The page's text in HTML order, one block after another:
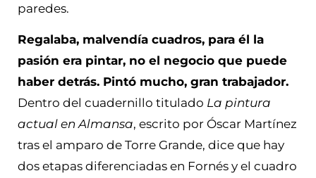
paredes.
Regalaba, malvendía cuadros, para él la
pasión era pintar, no el negocio que puede
haber detrás. Pintó mucho, gran trabajador.
Dentro del cuadernillo titulado La pintura
actual en Almansa, escrito por Óscar Martínez
tras el amparo de Torre Grande, dice que hay
dos etapas diferenciadas en Fornés y el cuadro